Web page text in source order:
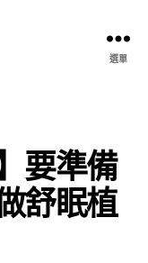
選單
要準備
舒眠植